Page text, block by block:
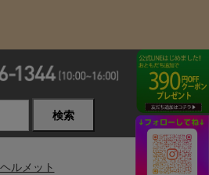
検索
ルメット